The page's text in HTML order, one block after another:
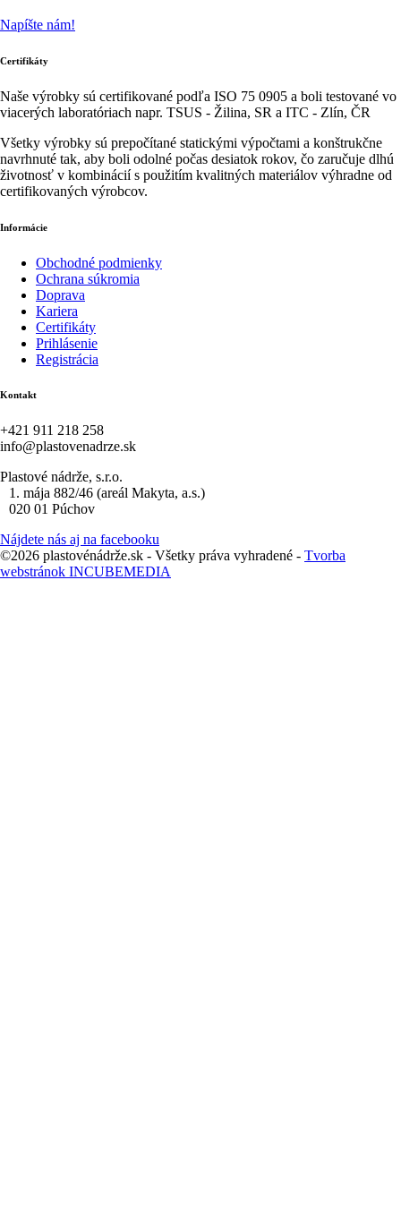
Napíšte nám!
Certifikáty
Naše výrobky sú certifikované podľa ISO 75 0905 a boli testované vo
viacerých laboratóriach napr. TSUS - Žilina, SR a ITC - Zlín, ČR
Všetky výrobky sú prepočítané statickými výpočtami a konštrukčne
navrhnuté tak, aby boli odolné počas desiatok rokov, čo zaručuje dlhú
životnosť v kombinácií s použitím kvalitných materiálov výhradne od
certifikovaných výrobcov.
Informácie
Obchodné podmienky
Ochrana súkromia
Doprava
Kariera
Certifikáty
Prihlásenie
Registrácia
Kontakt
+421 911 218 258
info@plastovenadrze.sk
Plastové nádrže, s.r.o.
1. mája 882/46 (areál Makyta, a.s.)
020 01 Púchov
Nájdete nás aj na facebooku
©2026 plastovénádrže.sk - Všetky práva vyhradené - Tvorba
webstránok INCUBEMEDIA